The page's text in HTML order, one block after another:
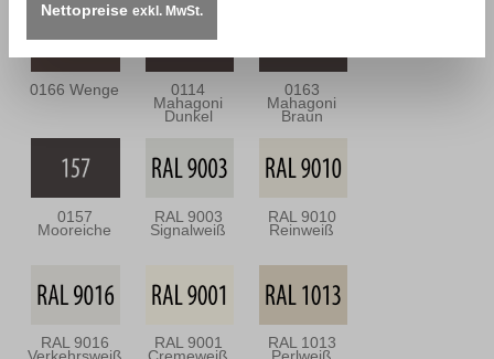
0166 Wenge 0114
Mahagoni
Dunkel
0163
Mahagoni
Braun
0157
Mooreiche
RAL 9003
Signalweiß
RAL 9010
Reinweiß
RAL 9016 RAL 9001 RAL 1013
Nettopreise exkl. MwSt.